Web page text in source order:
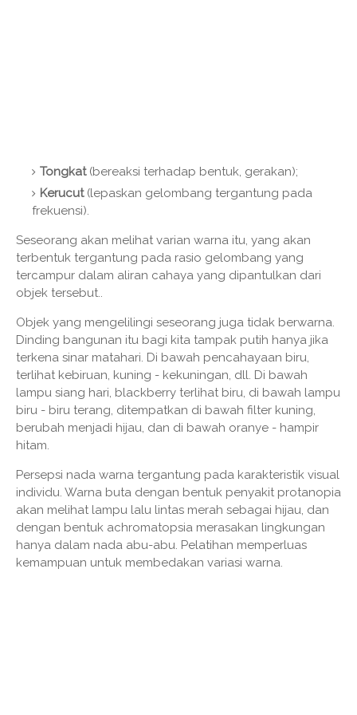
Tongkat(bereaksi terhadap bentuk, gerakan);
Kerucut(lepaskan gelombang tergantung pada
frekuensi).
Seseorang akan melihat varian warna itu, yang akan
terbentuk tergantung pada rasio gelombang yang
tercampur dalam aliran cahaya yang dipantulkan dari
objek tersebut..
Objek yang mengelilingi seseorang juga tidak berwarna.
Dinding bangunan itu bagi kita tampak putih hanya jika
terkena sinar matahari. Di bawah pencahayaan biru,
terlihat kebiruan, kuning - kekuningan, dll. Di bawah
lampu siang hari, blackberry terlihat biru, di bawah lampu
biru - biru terang, ditempatkan di bawah filter kuning,
berubah menjadi hijau, dan di bawah oranye - hampir
hitam.
Persepsi nada warna tergantung pada karakteristik visual
individu. Warna buta dengan bentuk penyakit protanopia
akan melihat lampu lalu lintas merah sebagai hijau, dan
dengan bentuk achromatopsia merasakan lingkungan
hanya dalam nada abu-abu. Pelatihan memperluas
kemampuan untuk membedakan variasi warna.